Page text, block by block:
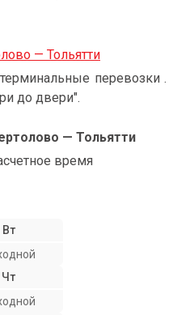
— Тольятти
перевозки .
до двери".
— Тольятти
время
Вт
Чт